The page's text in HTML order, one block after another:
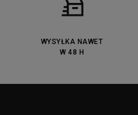
WYSYŁKA NAWET
W 48 H